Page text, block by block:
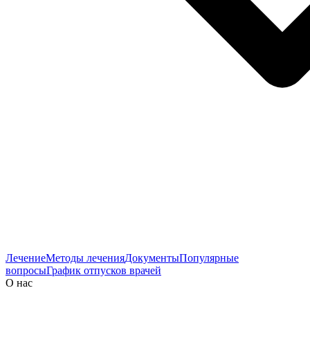
ЛечениеМетоды леченияДокументыПопулярные
вопросыГрафик отпусков врачей
О нас